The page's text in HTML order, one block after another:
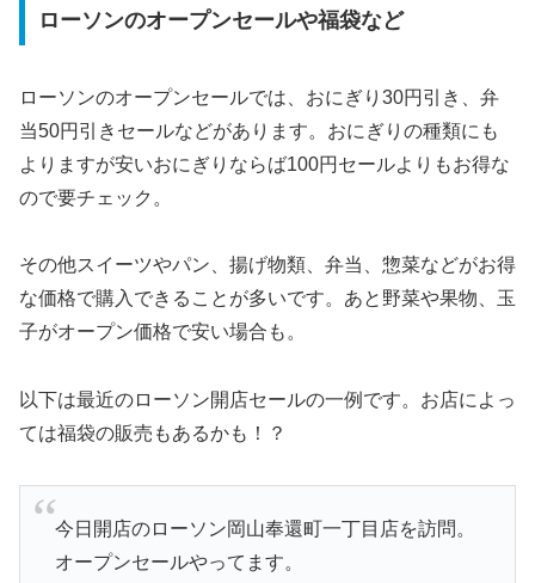
ローソンのオープンセールや福袋など
ローソンのオープンセールでは、おにぎり30円引き、弁
当50円引きセールなどがあります。おにぎりの種類にも
よりますが安いおにぎりならば100円セールよりもお得な
ので要チェック。
その他スイーツやパン、揚げ物類、弁当、惣菜などがお得
な価格で購入できることが多いです。あと野菜や果物、玉
子がオープン価格で安い場合も。
以下は最近のローソン開店セールの一例です。お店によっ
ては福袋の販売もあるかも！？
今日開店のローソン岡山奉還町一丁目店を訪問。
オープンセールやってます。